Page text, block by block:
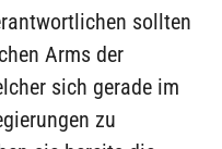
sollten
Arms der
sich gerade im
zu